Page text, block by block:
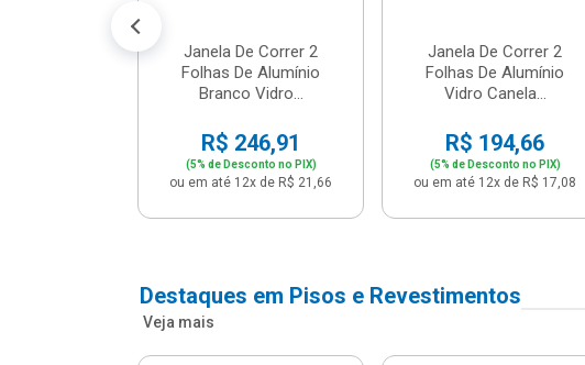
Janela De Correr 2
Folhas De Alumínio
Branco Vidro...
R$ 246,91
(5% de Desconto no PIX)
ou em até 12x de R$ 21,66
Janela De Correr 2
Folhas De Alumínio
Vidro Canela...
R$ 194,66
(5% de Desconto no PIX)
ou em até 12x de R$ 17,08
Destaques em Pisos e Revestimentos
Veja mais